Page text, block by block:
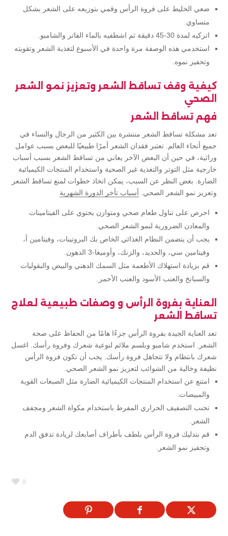
ضعي الخليط على فروة الرأس وقمي بتوزيعه على الشعر بشكل
متساوي.
اتركيه لمدة 30-45 دقيقة ثم اشطفيه بالماء الفاتر والشامبو.
استخدمي هذه الوصفة مرة واحدة في الأسبوع لتغذية الشعر وتقويته
وتحفيز نموه.
كيفية وقف تساقط الشعر وتعزيز نمو الشعر
الصحي
فهم تساقط الشعر
تعد مشكلة تساقط الشعر منتشرة بين الكثير من الرجال والنساء في
جميع أنحاء العالم. تعتبر فقدان الشعر أمرًا طبيعيًا للبعض بسبب عوامل
وراثية، في حين أن البعض الآخر يعاني من تساقط الشعر بسبب أسباب
خارجية مثل التوتر والتغذية غير الصحية واستخدام المنتجات الكيميائية
الضارة. بغض النظر عن السبب، يمكن اتخاذ خطوات لمنع تساقط الشعر
وتعزيز نمو الشعر الصحي. أسباب تأخر الدورة الشهرية
احرص على تناول طعام صحي ومتوازن يحتوي على الفيتامينات
والمعادن الضرورية لنمو الشعر الصحي.
يجب أن يتضمن النظام الغذائي الخاص بك البروتينات، وفيتامين أ،
وفيتامين سي، والحديد، والزنك، وأوميغا-3 الدهون.
قم بزيادة استهلاك الأطعمة مثل السمك الدهني والبيض والبقوليات
والسبانخ والعنب الأسود والعنب الأحمر.
العناية بفروة الرأس و وصفات طبيعية لعلاج
تساقط الشعر
تعد العناية الجيدة بفروة الرأس جزءًا هامًا من الحفاظ على صحة
الشعر. استخدم شامبو وبلسم ملائم لنوعية شعرك وفروة رأسك. اغسل
شعرك بانتظام ولا تتجاهل فروة رأسك. يجب أن تكون فروة الرأس
نظيفة وخالية من الشوائب لتعزيز نمو الشعر الصحي.
امتنع عن استخدام المنتجات الكيميائية الضارة مثل الصبغات القوية
والمبيضات.
تجنب التصفيف الحراري المفرط باستخدام مكواة الشعر ومجفف
الشعر.
قم بتدليك فروة الرأس بلطف بأطراف أصابعك لزيادة تدفق الدم
وتحفيز نمو الشعر.
0